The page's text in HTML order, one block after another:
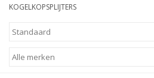
Foam sets
KOGELKOPSPLIJTERS